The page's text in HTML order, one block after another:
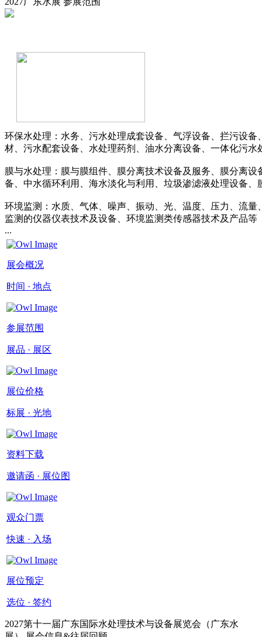
环保水处理：水务、污水处理成套设备、气浮设备、拦污设
材、污水配套设备、水处理药剂、油水分离设备、一体化污水
膜与水处理：膜与膜组件、膜分离技术设备及服务、膜分离
备、中水循环利用、海水淡化与利用、垃圾渗滤液处理设备、
环境监测：水质、气体、噪声、振动、光、温度、压力、流
监测的仪器仪表技术及设备、环境监测类传感器技术及产品等
...
展会概况
时间 · 地点
参展范围
展品 · 展区
展位价格
标展 · 光地
资料下载
邀请函 · 展位图
观众门票
快速 · 入场
展位预定
选位 · 签约
2027第十一届广东国际水处理技术与设备展览会（广东水